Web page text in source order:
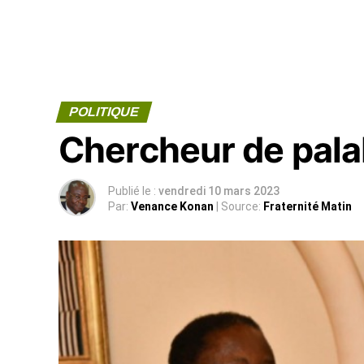
POLITIQUE
Chercheur de
Publié le : vendredi 10 mars 2023
Par: Venance Konan | Source: Fraternité Matin